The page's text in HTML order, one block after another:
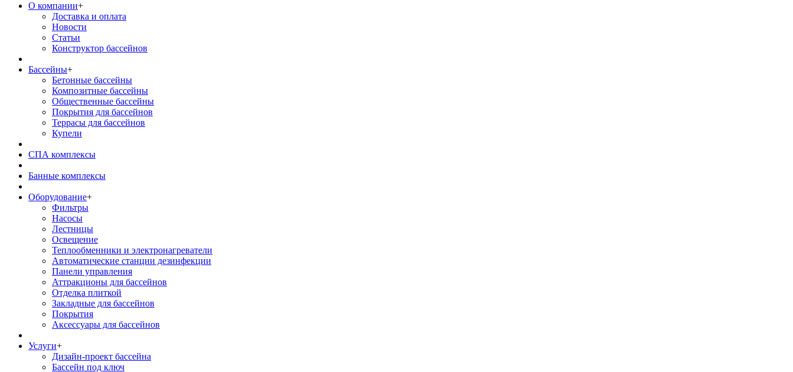
О компании+
Доставка и оплата
Новости
Статьи
Конструктор бассейнов
Бассейны+
Бетонные бассейны
Композитные бассейны
Общественные бассейны
Покрытия для бассейнов
Террасы для бассейнов
Купели
СПА комплексы
Банные комплексы
Оборудование+
Фильтры
Насосы
Лестницы
Освещение
Теплообменники и электронагреватели
Автоматические станции дезинфекции
Панели управления
Аттракционы для бассейнов
Отделка плиткой
Закладные для бассейнов
Покрытия
Аксессуары для бассейнов
Услуги+
Дизайн-проект бассейна
Бассейн под ключ